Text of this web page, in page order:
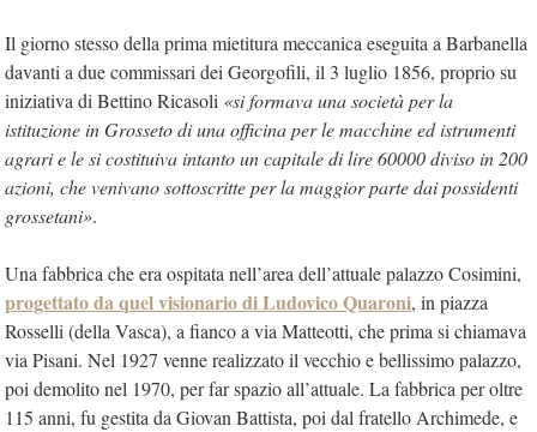
Il giorno stesso della prima mietitura meccanica eseguita a Barbanella
davanti a due commissari dei Georgofili, il 3 luglio 1856, proprio su
iniziativa di Bettino Ricasoli «si formava una società per la
istituzione in Grosseto di una officina per le macchine ed istrumenti
agrari e le si costituiva intanto un capitale di lire 60000 diviso in 200
azioni, che venivano sottoscritte per la maggior parte dai possidenti
grossetani».
Una fabbrica che era ospitata nell’area dell’attuale palazzo Cosimini,
progettato da quel visionario di Ludovico Quaroni, in piazza
Rosselli (della Vasca), a fianco a via Matteotti, che prima si chiamava
via Pisani. Nel 1927 venne realizzato il vecchio e bellissimo palazzo,
poi demolito nel 1970, per far spazio all’attuale. La fabbrica per oltre
115 anni, fu gestita da Giovan Battista, poi dal fratello Archimede, e